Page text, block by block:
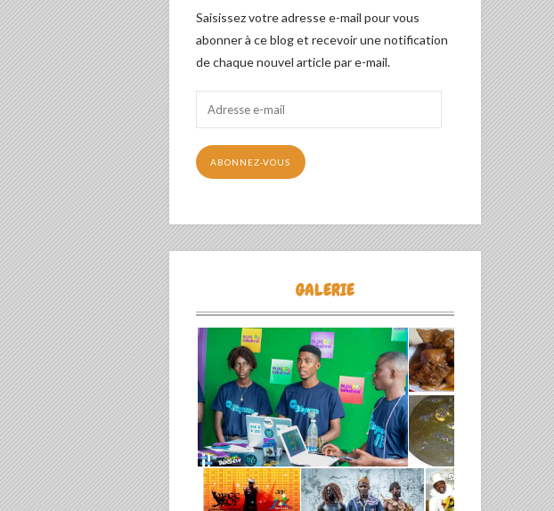
Saisissez votre adresse e-mail pour vous
abonner à ce blog et recevoir une notification
de chaque nouvel article par e-mail.
mail
ABONNEZ-VOUS
GALERIE